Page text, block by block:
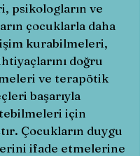
psikologların ve
çocuklarla daha
kurabilmeleri,
doğru
ve terapötik
başarıyla
için
Çocukların duygu
ifade etmelerine